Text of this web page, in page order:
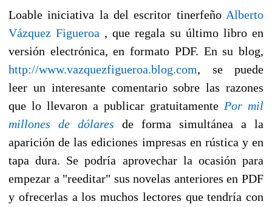
Loable iniciativa la del escritor tinerfeño Alberto
Vázquez Figueroa , que regala su último libro en
versión electrónica, en formato PDF. En su blog,
http://www.vazquezfigueroa.blog.com, se puede
leer un interesante comentario sobre las razones
que lo llevaron a publicar gratuitamente Por mil
millones de dólares de forma simultánea a la
aparición de las ediciones impresas en rústica y en
tapa dura. Se podría aprovechar la ocasión para
empezar a "reeditar" sus novelas anteriores en PDF
y ofrecerlas a los muchos lectores que tendría con